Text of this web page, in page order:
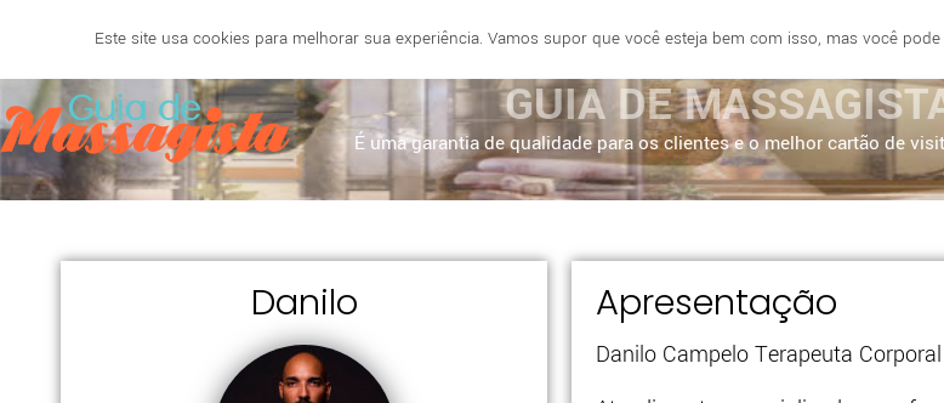
SALVADOR BELO HORIZONTE NATAL RECIFE FORTALEZA BRASÍLIA SÃO
GUIA DE
É uma garantia de qualidade para os clientes e o melhor cartão de
Danilo Apresentação
Danilo Campelo Terapeuta Corporal
Este site usa cookies para melhorar sua experiência. Vamos supor que você esteja bem com isso, mas você